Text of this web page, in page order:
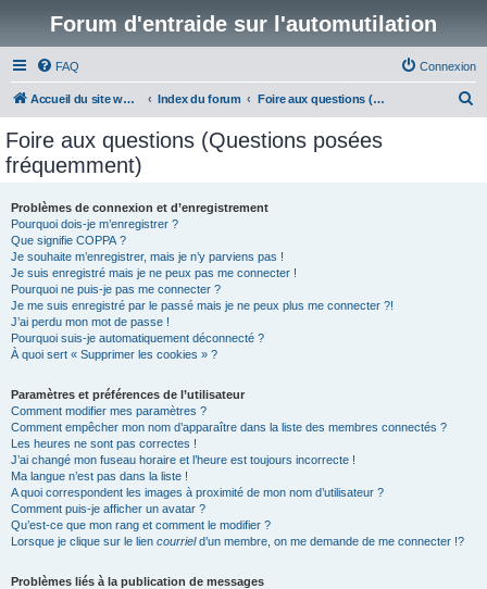
Forum d'entraide sur l'automutilation
FAQ Connexion
Accueil du site www.automutilations.info Index du forum Foire aux questions (Questions posées fréquemment)
Foire aux questions (Questions posées
fréquemment)
Problèmes de connexion et d’enregistrement
Pourquoi dois-je m’enregistrer ?
Que signifie COPPA ?
Je souhaite m’enregistrer, mais je n’y parviens pas !
Je suis enregistré mais je ne peux pas me connecter !
Pourquoi ne puis-je pas me connecter ?
Je me suis enregistré par le passé mais je ne peux plus me connecter ?!
J’ai perdu mon mot de passe !
Pourquoi suis-je automatiquement déconnecté ?
À quoi sert « Supprimer les cookies » ?
Paramètres et préférences de l’utilisateur
Comment modifier mes paramètres ?
Comment empêcher mon nom d’apparaître dans la liste des membres connectés ?
Les heures ne sont pas correctes !
J’ai changé mon fuseau horaire et l’heure est toujours incorrecte !
Ma langue n’est pas dans la liste !
A quoi correspondent les images à proximité de mon nom d’utilisateur ?
Comment puis-je afficher un avatar ?
Qu’est-ce que mon rang et comment le modifier ?
Lorsque je clique sur le lien courrield’un membre, on me demande de me connecter !?
Problèmes liés à la publication de messages